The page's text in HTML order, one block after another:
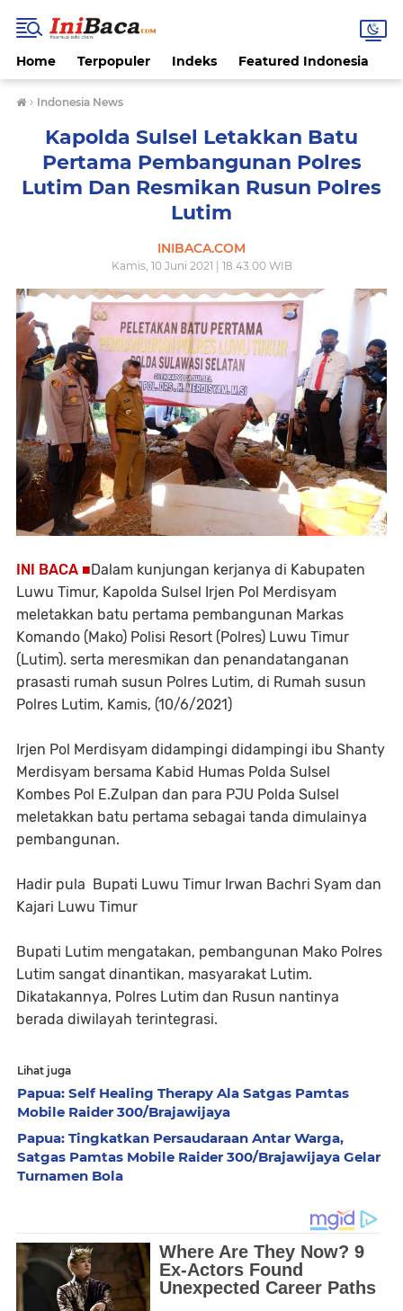
Home Terpopuler Indeks Featured Indonesia
› Indonesia News
Kapolda Sulsel Letakkan Batu
Pertama Pembangunan Polres
Lutim Dan Resmikan Rusun Polres
Lutim
INIBACA.COM
Kamis, 10 Juni 2021 | 18.43.00 WIB
INI BACA ■Dalam kunjungan kerjanya di Kabupaten
Luwu Timur, Kapolda Sulsel Irjen Pol Merdisyam
meletakkan batu pertama pembangunan Markas
Komando (Mako) Polisi Resort (Polres) Luwu Timur
(Lutim). serta meresmikan dan penandatanganan
prasasti rumah susun Polres Lutim, di Rumah susun
Polres Lutim, Kamis, (10/6/2021)
Irjen Pol Merdisyam didampingi didampingi ibu Shanty
Merdisyam bersama Kabid Humas Polda Sulsel
Kombes Pol E.Zulpan dan para PJU Polda Sulsel
meletakkan batu pertama sebagai tanda dimulainya
pembangunan.
Hadir pula Bupati Luwu Timur Irwan Bachri Syam dan
Kajari Luwu Timur
Bupati Lutim mengatakan, pembangunan Mako Polres
Lutim sangat dinantikan, masyarakat Lutim.
Dikatakannya, Polres Lutim dan Rusun nantinya
berada diwilayah terintegrasi.
Lihat juga
Papua: Self Healing Therapy Ala Satgas Pamtas
Mobile Raider 300/Brajawijaya
Papua: Tingkatkan Persaudaraan Antar Warga,
Satgas Pamtas Mobile Raider 300/Brajawijaya Gelar
Turnamen Bola